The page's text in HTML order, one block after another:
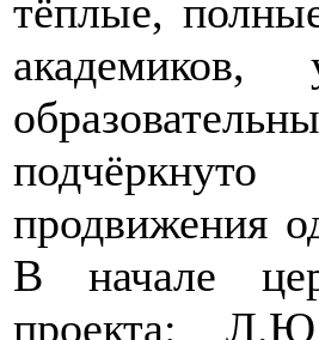
тёплые,
академиков,
продвижения
В начале
проекта: